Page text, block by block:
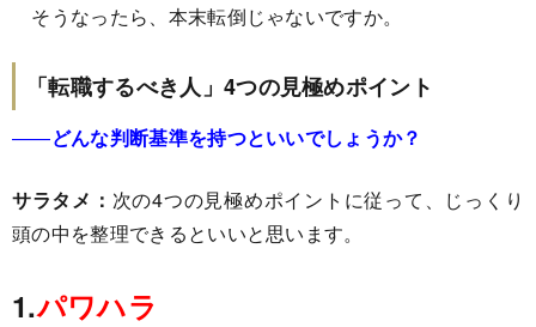
そうなったら、本末転倒じゃないですか。
「転職するべき人」4つの見極めポイント
――どんな判断基準を持つといいでしょうか？
サラタメ： 次の4つの見極めポイントに従って、じっくり
頭の中を整理できるといいと思います。
1.パワハラ